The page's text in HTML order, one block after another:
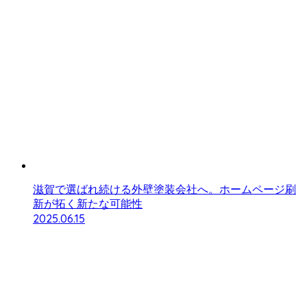
滋賀で選ばれ続ける外壁塗装会社へ。ホームページ刷
新が拓く新たな可能性
2025.06.15